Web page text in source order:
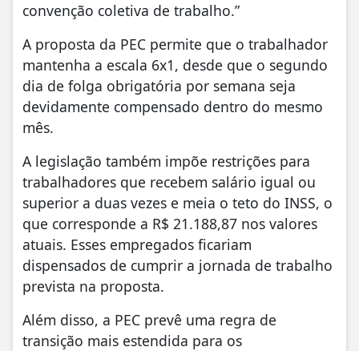
convenção coletiva de trabalho.”
A proposta da PEC permite que o trabalhador
mantenha a escala 6x1, desde que o segundo
dia de folga obrigatória por semana seja
devidamente compensado dentro do mesmo
mês.
A legislação também impõe restrições para
trabalhadores que recebem salário igual ou
superior a duas vezes e meia o teto do INSS, o
que corresponde a R$ 21.188,87 nos valores
atuais. Esses empregados ficariam
dispensados de cumprir a jornada de trabalho
prevista na proposta.
Além disso, a PEC prevê uma regra de
transição mais estendida para os